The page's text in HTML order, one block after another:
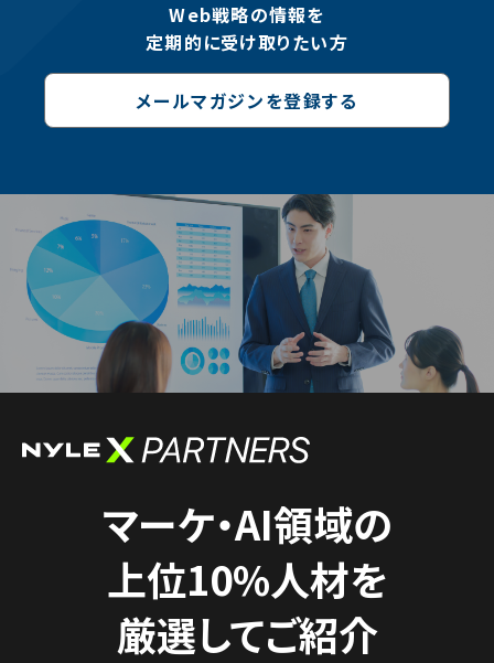
Web戦略の情報を
定期的に受け取りたい方
メールマガジンを登録する
マーケ・AI領域の
上位10%人材を
厳選してご紹介